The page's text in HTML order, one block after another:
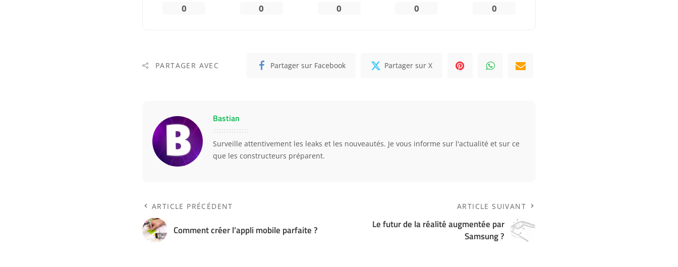
0 0 0 0 0
PARTAGER AVEC Partager sur Facebook Partager sur X
Bastian
Surveille attentivement les leaks et les nouveautés. Je vous informe sur l'actualité et sur ce
que les constructeurs préparent.
ARTICLE PRÉCÉDENT
Comment créer l’appli mobile parfaite ?
ARTICLE SUIVANT
Le futur de la réalité augmentée par
Samsung ?